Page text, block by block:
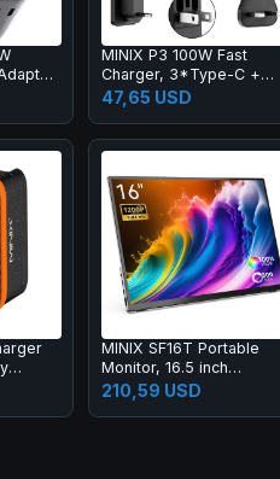
MINIX P3 100W Fast
Charger, 3*Type-C +
1*USB-A Ports for
Traveling, Universal
47,65 USD
MINIX SF16T Portable
Monitor, 16.5 inch
1920*1200 Touchscreen,
178º Viewing Angles,
210,59 USD